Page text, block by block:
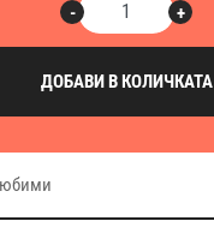
+
-
ДОБАВИ В КОЛИЧКАТА